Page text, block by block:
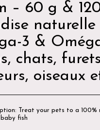
– 60 g &
naturelle
3 &
chats,
oiseaux
Treat your pets to a 100%
fish